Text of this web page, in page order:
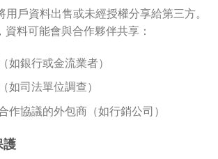
用戶資料出售或未經授權分享給第三方。
料可能會與合作夥伴共享：
如銀行或金流業者）
如司法單位調查）
作協議的外包商（如行銷公司）
護